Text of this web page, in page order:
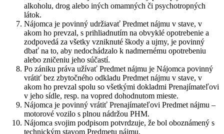
alkoholu, drog alebo iných omamných či psychotropných
látok.
Nájomca je povinný udržiavať Predmet nájmu v stave, v
akom ho prevzal, s prihliadnutím na obvyklé opotrebenie a
zodpovedá za všetky vzniknuté škody a ujmy, je povinný
dbať na to, aby nedochádzalo k nadmernému opotrebeniu
alebo zničeniu jeho súčastí.
Po zániku práva užívať Predmet nájmu je Nájomca povinný
vrátiť bez zbytočného odkladu Predmet nájmu v stave, v
akom ho prevzal spolu so všetkými dokladmi Prenajímateľovi
v jeho sídle, resp. na vopred dohodnutom mieste.
Nájomca je povinný vrátiť Prenajímateľovi Predmet nájmu –
motorové vozilo s plnou nádržou PHM.
Nájomca svojim podpisom potvrdzuje, že bol oboznámený s
technickým stavom Predmetu nájmu.